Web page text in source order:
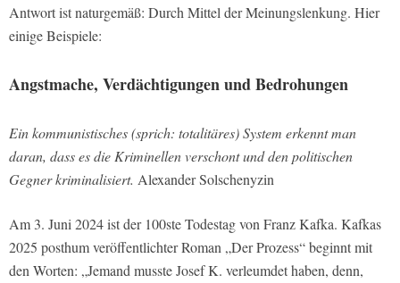
Antwort ist naturgemäß: Durch Mittel der Meinungslenkung. Hier
einige Beispiele:
Angstmache, Verdächtigungen und Bedrohungen
Ein kommunistisches (sprich: totalitäres) System erkennt man
daran, dass es die Kriminellen verschont und den politischen
Gegner kriminalisiert. Alexander Solschenyzin
Am 3. Juni 2024 ist der 100ste Todestag von Franz Kafka. Kafkas
2025 posthum veröffentlichter Roman „Der Prozess“ beginnt mit
den Worten: „Jemand musste Josef K. verleumdet haben, denn,